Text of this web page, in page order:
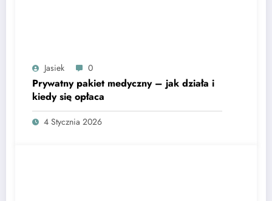
Jasiek 0
Prywatny pakiet medyczny – jak działa i
kiedy się opłaca
4 Stycznia 2026